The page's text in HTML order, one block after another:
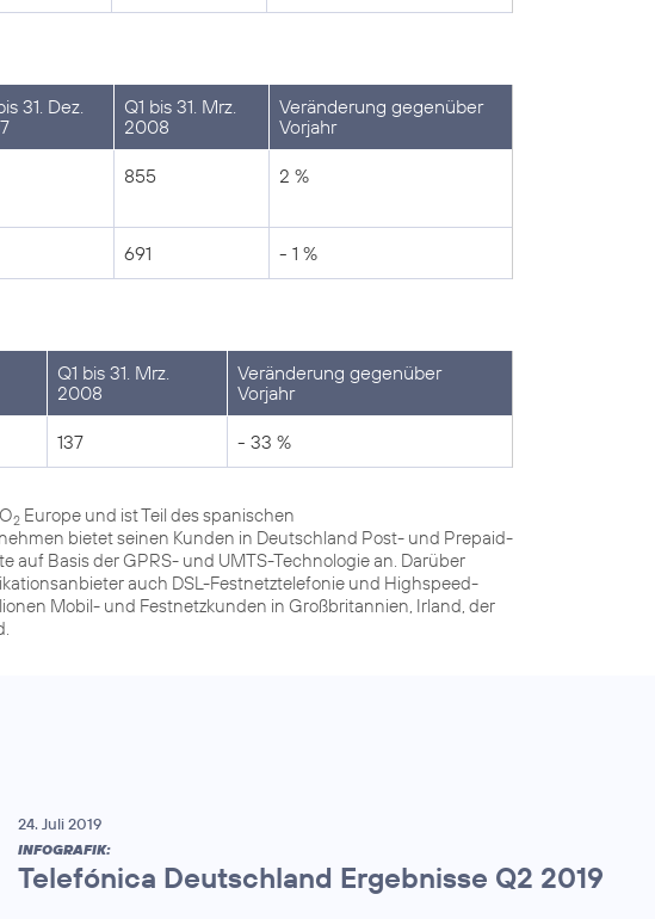
31. Dez.
Q1 bis 31. Mrz.
2008
Veränderung gegenüber
Vorjahr
855 2 %
691 - 1 %
Q1 bis 31. Mrz.
2008
Veränderung gegenüber
Vorjahr
137 - 33 %
2 Europe und ist Teil des spanischen
bietet seinen Kunden in Deutschland Post- und Prepaid-
auf Basis der GPRS- und UMTS-Technologie an. Darüber
auch DSL-Festnetztelefonie und Highspeed-
Mobil- und Festnetzkunden in Großbritannien, Irland, der
24. Juli 2019
INFOGRAFIK:
Telefónica Deutschland Ergebnisse Q2 2019